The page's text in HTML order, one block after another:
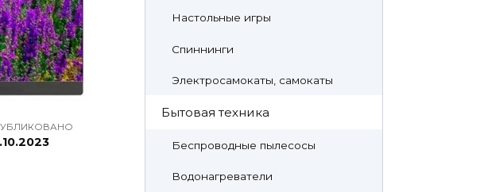
Настольные игры
Спиннинги
Электросамокаты, самокаты
Бытовая техника
Беспроводные пылесосы
Водонагреватели